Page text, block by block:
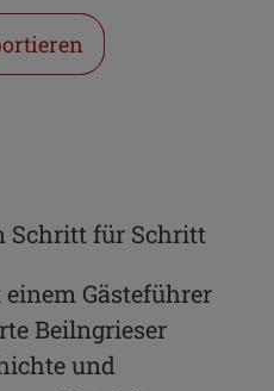
Schritt für Schritt
Gästeführer
Beilngrieser
und